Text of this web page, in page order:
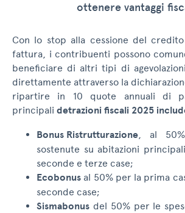
ottenere vantaggi
Con lo stop alla cessione del
fattura, i contribuenti possono
beneficiare di altri tipi di
direttamente attraverso la
ripartire in 10 quote annuali di
principali detrazioni fiscali 2025
Bonus Ristrutturazione, al
sostenute su abitazioni
seconde e terze case;
Ecobonus al 50% per la prima
seconde case;
Sismabonus del 50% per le